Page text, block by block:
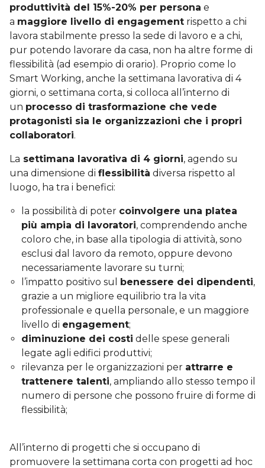
produttività del 15%-20% per persona e
a maggiore livello di engagement rispetto a chi
lavora stabilmente presso la sede di lavoro e a chi,
pur potendo lavorare da casa, non ha altre forme di
flessibilità (ad esempio di orario). Proprio come lo
Smart Working, anche la settimana lavorativa di 4
giorni, o settimana corta, si colloca all’interno di
un processo di trasformazione che vede
protagonisti sia le organizzazioni che i propri
collaboratori.
La settimana lavorativa di 4 giorni, agendo su
una dimensione di flessibilità diversa rispetto al
luogo, ha tra i benefici:
la possibilità di poter coinvolgere una platea
più ampia di lavoratori, comprendendo anche
coloro che, in base alla tipologia di attività, sono
esclusi dal lavoro da remoto, oppure devono
necessariamente lavorare su turni;
l’impatto positivo sul benessere dei dipendenti,
grazie a un migliore equilibrio tra la vita
professionale e quella personale, e un maggiore
livello di engagement;
diminuzione dei costi delle spese generali
legate agli edifici produttivi;
rilevanza per le organizzazioni per attrarre e
trattenere talenti, ampliando allo stesso tempo il
numero di persone che possono fruire di forme di
flessibilità;
All’interno di progetti che si occupano di
promuovere la settimana corta con progetti ad hoc